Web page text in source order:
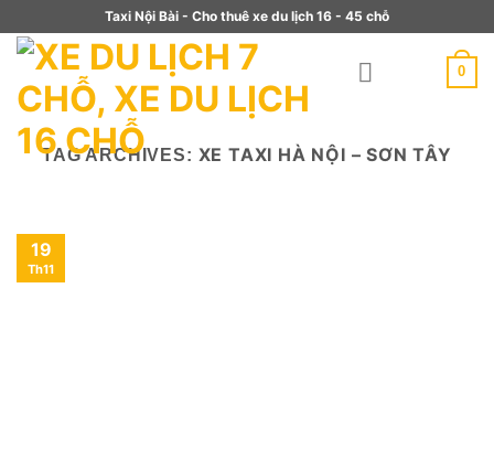
Taxi Nội Bài - Cho thuê xe du lịch 16 - 45 chỗ
0
TAG ARCHIVES: XE TAXI HÀ NỘI – SƠN TÂY
19
Th11